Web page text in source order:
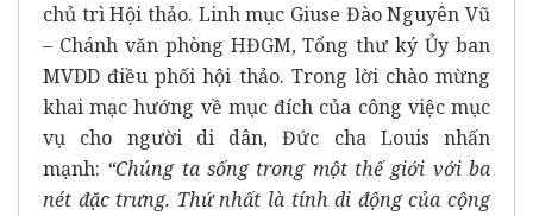
chủ trì Hội thảo. Linh mục Giuse Đào Nguyên Vũ
– Chánh văn phòng HĐGM, Tổng thư ký Ủy ban
MVDD điều phối hội thảo. Trong lời chào mừng
khai mạc hướng về mục đích của công việc mục
vụ cho người di dân, Đức cha Louis nhấn
mạnh: “Chúng ta sống trong một thế giới với ba
nét đặc trưng. Thứ nhất là tính di động của cộng